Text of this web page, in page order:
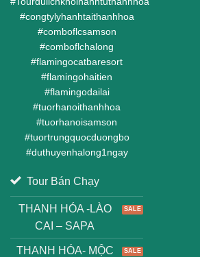
#congtylyhanhtaithanhhoa
#comboflcsamson
#comboflchalong
#flamingocatbaresort
#flamingohaitien
#flamingodailai
#tuorhanoithanhhoa
#tuorhanoisamson
#tuortrungquocduongbo
#duthuyenhalong1ngay
Tour Bán Chạy
THANH HÓA -LÀO
CAI – SAPA
THANH HÓA- MỘC